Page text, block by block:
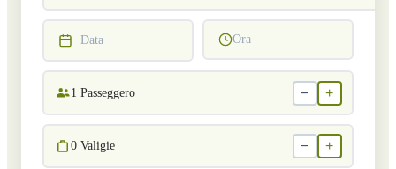
Data Ora
1 Passeggero − +
0 Valigie − +